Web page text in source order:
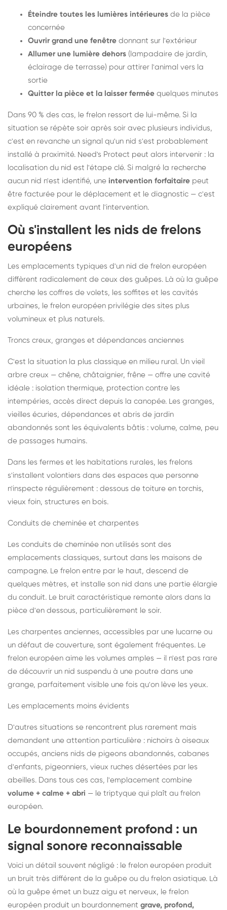
Éteindre toutes les lumières intérieures de la pièce
concernée
Ouvrir grand une fenêtre donnant sur l'extérieur
Allumer une lumière dehors (lampadaire de jardin,
éclairage de terrasse) pour attirer l'animal vers la
sortie
Quitter la pièce et la laisser fermée quelques minutes
Dans 90 % des cas, le frelon ressort de lui-même. Si la
situation se répète soir après soir avec plusieurs individus,
c'est en revanche un signal qu'un nid s'est probablement
installé à proximité. Need's Protect peut alors intervenir : la
localisation du nid est l'étape clé. Si malgré la recherche
aucun nid n'est identifié, une intervention forfaitaire peut
être facturée pour le déplacement et le diagnostic — c'est
expliqué clairement avant l'intervention.
Où s'installent les nids de frelons
européens
Les emplacements typiques d'un nid de frelon européen
diffèrent radicalement de ceux des guêpes. Là où la guêpe
cherche les coffres de volets, les soffites et les cavités
urbaines, le frelon européen privilégie des sites plus
volumineux et plus naturels.
Troncs creux, granges et dépendances anciennes
C'est la situation la plus classique en milieu rural. Un vieil
arbre creux — chêne, châtaignier, frêne — offre une cavité
idéale : isolation thermique, protection contre les
intempéries, accès direct depuis la canopée. Les granges,
vieilles écuries, dépendances et abris de jardin
abandonnés sont les équivalents bâtis : volume, calme, peu
de passages humains.
Dans les fermes et les habitations rurales, les frelons
s'installent volontiers dans des espaces que personne
n'inspecte régulièrement : dessous de toiture en torchis,
vieux foin, structures en bois.
Conduits de cheminée et charpentes
Les conduits de cheminée non utilisés sont des
emplacements classiques, surtout dans les maisons de
campagne. Le frelon entre par le haut, descend de
quelques mètres, et installe son nid dans une partie élargie
du conduit. Le bruit caractéristique remonte alors dans la
pièce d'en dessous, particulièrement le soir.
Les charpentes anciennes, accessibles par une lucarne ou
un défaut de couverture, sont également fréquentes. Le
frelon européen aime les volumes amples — il n'est pas rare
de découvrir un nid suspendu à une poutre dans une
grange, parfaitement visible une fois qu'on lève les yeux.
Les emplacements moins évidents
D'autres situations se rencontrent plus rarement mais
demandent une attention particulière : nichoirs à oiseaux
occupés, anciens nids de pigeons abandonnés, cabanes
d'enfants, pigeonniers, vieux ruches désertées par les
abeilles. Dans tous ces cas, l'emplacement combine
volume + calme + abri — le triptyque qui plaît au frelon
européen.
Le bourdonnement profond : un
signal sonore reconnaissable
Voici un détail souvent négligé : le frelon européen produit
un bruit très différent de la guêpe ou du frelon asiatique. Là
où la guêpe émet un buzz aigu et nerveux, le frelon
européen produit un bourdonnement grave, profond,